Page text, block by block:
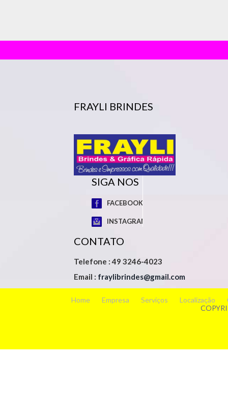
FRAYLI BRINDES
SIGA NOS
FACEBOOK
INSTAGRAM
CONTATO
Telefone : 49 3246-4023
Email : fraylibrindes@gmail.com
Home Empresa Serviços Localização